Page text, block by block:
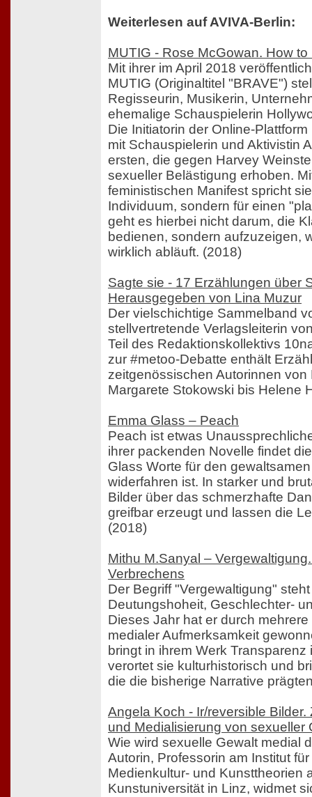
Weiterlesen auf AVIVA-Berlin:
MUTIG - Rose McGowan. How to
Mit ihrer im April 2018
MUTIG (Originaltitel "BRAVE")
Regisseurin, Musikerin,
ehemalige Schauspielerin
Die Initiatorin der Online-
mit Schauspielerin und Aktivistin
ersten, die gegen Harvey
sexueller Belästigung erhoben.
feministischen Manifest spricht
Individuum, sondern für einen
geht es hierbei nicht darum, die
bedienen, sondern aufzuzeigen,
wirklich abläuft. (2018)
Sagte sie - 17 Erzählungen über
Herausgegeben von Lina Muzur
Der vielschichtige Sammelband
stellvertretende Verlagsleiterin
Teil des Redaktionskollektivs
zur #metoo-Debatte enthält
zeitgenössischen Autorinnen von
Margarete Stokowski bis Helene
Emma Glass – Peach
Peach ist etwas
ihrer packenden Novelle findet
Glass Worte für den
widerfahren ist. In starker und
Bilder über das schmerzhafte
greifbar erzeugt und lassen die
(2018)
Mithu M.Sanyal –
Verbrechens
Der Begriff "Vergewaltigung"
Deutungshoheit, Geschlechter-
Dieses Jahr hat er durch
medialer Aufmerksamkeit
bringt in ihrem Werk
verortet sie kulturhistorisch und
die die bisherige Narrative
Angela Koch - Ir/reversible
und Medialisierung von sexueller
Wie wird sexuelle Gewalt medial
Autorin, Professorin am Institut
Medienkultur- und Kunsttheorien
Kunstuniversität in Linz, widmet